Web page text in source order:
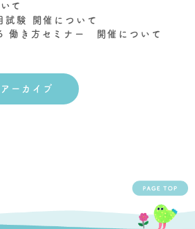
て
験 開催について
働き方セミナー 開催について
ーカイブ